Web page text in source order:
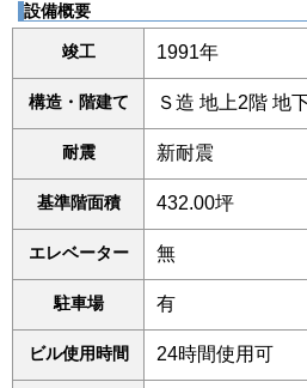
設備概要
竣工 1991年
構造・階建て Ｓ造 地上2階 地
耐震 新耐震
基準階面積 432.00坪
エレベーター 無
駐車場 有
ビル使用時間 24時間使用可